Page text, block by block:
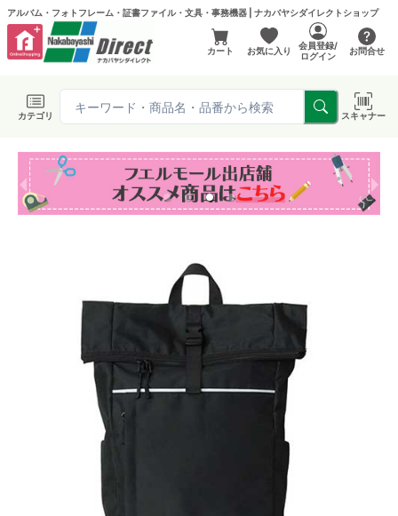
アルバム・フォトフレーム・証書ファイル・文具・事務機器 | ナカバヤシダイレクトショップ
カート お気に入り
会員登録/
ログイン
お問合せ
カテゴリ スキャナー